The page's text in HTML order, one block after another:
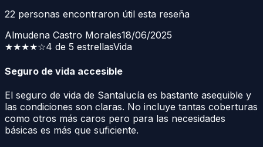
22 personas encontraron útil esta reseña
Almudena Castro Morales18/06/2025
★★★★☆4 de 5 estrellasVida
Seguro de vida accesible
El seguro de vida de Santalucía es bastante asequible y
las condiciones son claras. No incluye tantas coberturas
como otros más caros pero para las necesidades
básicas es más que suficiente.